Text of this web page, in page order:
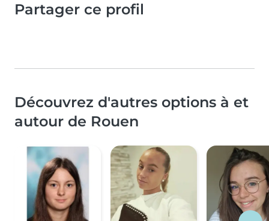
Partager ce profil
Découvrez d'autres options à et
autour de Rouen